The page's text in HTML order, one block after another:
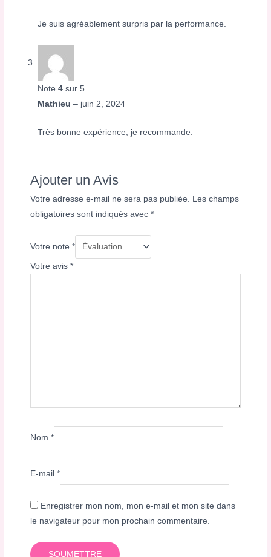
Je suis agréablement surpris par la performance.
Note4 sur 5
Mathieu– juin 2, 2024
Très bonne expérience, je recommande.
Ajouter un Avis
Votre adresse e-mail ne sera pas publiée. Les champs
obligatoires sont indiqués avec*
Votre note*
Votre avis*
Nom*
E-mail*
Enregistrer mon nom, mon e-mail et mon site dans
le navigateur pour mon prochain commentaire.